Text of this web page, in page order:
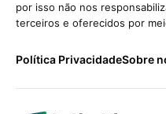
por isso não nos
terceiros e oferecidos por
Política PrivacidadeSobre